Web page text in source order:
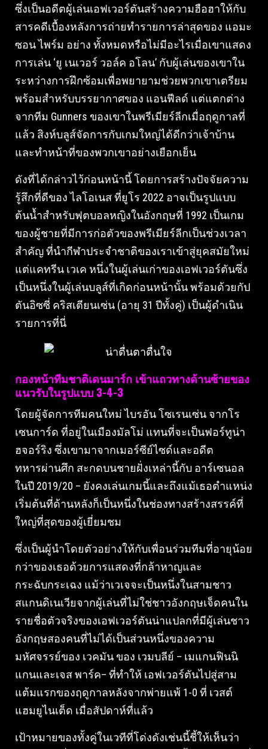
ซึ่งเป็นอดีตผู้เล่นเอฟเวอร์ตันสร้างความฮือฮาให้กับ
สารคดีเบื้องหลังการถ่ายทำรายการล่าสุดของ แอมะ
ซอน ไพร์ม อย่าง ทั้งหมดหรือไม่มีอะไรเมื่อเขาแสดง
การเล่น ‘ยู เนเวอร์ วอล์ค อโลน’ กับผู้เล่นของเขาใน
ระหว่างการฝึกซ้อมเพื่อพยายามช่วยพวกเขาเตรียม
พร้อมสำหรับบรรยากาศของ แอนฟีลด์ แต่แตกต่าง
จากทีม Gunners ของเขาในพรีเมียร์ลีกเมื่อฤดูกาลที่
แล้ว สิงห์บลูส์จัดการกับเกมใหญ่ได้ดีกว่าเจ้าบ้าน
และทำหน้าที่ของพวกเขาอย่างเยือกเย็น
ดังที่ได้กล่าวไว้ก่อนหน้านี้ โดยการสร้างปัจจัยความ
รู้สึกที่ดีของ ไลโอเนส ที่ยูโร 2022 อาจเป็นรูปแบบ
ต้นน้ำสำหรับฟุตบอลหญิงในอังกฤษที่ 1992 เป็นเกม
ของผู้ชายที่มีการก่อตัวของพรีเมียร์ลีกเป็นช่วงเวลา
สำคัญ ที่นำกีฬาประจำชาติของเราเข้าสู่ยุคสมัยใหม่
แต่แคทรีน เวเค หนึ่งในผู้เล่นเก่าของเอฟเวอร์ตันซึ่ง
เป็นหนึ่งในผู้เล่นบลูส์ที่เกิดก่อนหน้านั้น พร้อมด้วยกัป
ตันอิซซี่ คริสเตียนเซ่น (อายุ 31 ปีทั้งคู่) เป็นผู้ดำเนิน
รายการที่นี่
กองหน้าทีมชาติเดนมาร์ก เข้าแถวทางด้านซ้ายของ
แนวรับในรูปแบบ 3-4-3
โดยผู้จัดการทีมคนใหม่ ไบรอัน โซเรนเซ่น จากโร
เซนการ์ด ที่อยู่ในเมืองมัลโม่ แทนที่จะเป็นฟอร์ทูน่า
ฮจอร์ริง ซึ่งเขามาจากเมอร์ซีย์ไซด์และอดีต
ทหารผ่านศึก สะกดบนชายฝั่งเหล่านี้กับ อาร์เซนอล
ในปี 2019/20 – ยังคงเล่นเกมนี้และถึงแม้เธอตำแหน่ง
เริ่มต้นที่ด้านหลังก็เป็นหนึ่งในช่องทางสร้างสรรค์ที่
ใหญ่ที่สุดของผู้เยี่ยมชม
ซึ่งเป็นผู้นำโดยตัวอย่างให้กับเพื่อนร่วมทีมที่อายุน้อย
กว่าของเธอด้วยการแสดงที่กล้าหาญและ
กระฉับกระเฉง แม้ว่าเวเจจะเป็นหนึ่งในสามชาว
สแกนดิเนเวียจากผู้เล่นที่ไม่ใช่ชาวอังกฤษเจ็ดคนใน
รายชื่อตัวจริงของเอฟเวอร์ตันน่าแปลกที่มีผู้เล่นชาว
อังกฤษสองคนที่ไม่ได้เป็นส่วนหนึ่งของความ
มหัศจรรย์ของ เวคมัน ของ เวมบลีย์ – เมแกนฟินนิ
แกนและเจส พาร์ค– ที่ทำให้ เอฟเวอร์ตันไปสู่สาม
แต้มแรกของฤดูกาลหลังจากพ่ายแพ้ 1-0 ที่ เวสต์
แฮมยูไนเต็ด เมื่อสัปดาห์ที่แล้ว
เป้าหมายของทั้งคู่ในเวทีที่โด่งดังเช่นนี้ชี้ให้เห็นว่า